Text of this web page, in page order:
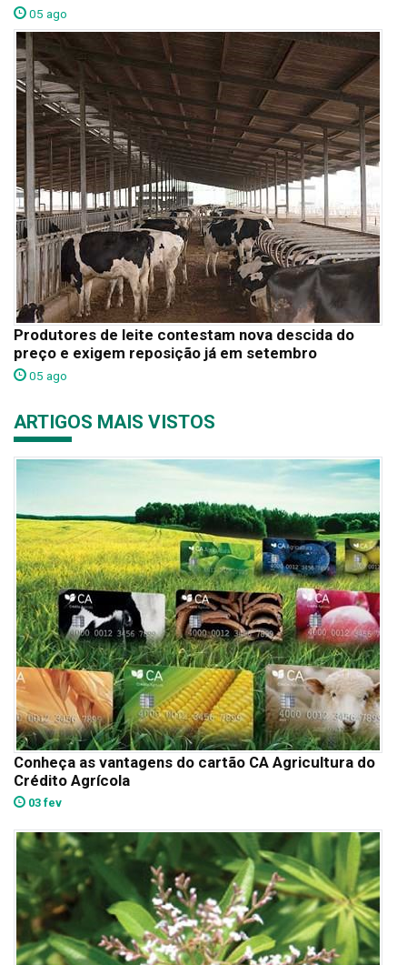
05 ago
Produtores de leite contestam nova descida do
preço e exigem reposição já em setembro
05 ago
ARTIGOS MAIS VISTOS
Conheça as vantagens do cartão CA Agricultura do
Crédito Agrícola
03 fev